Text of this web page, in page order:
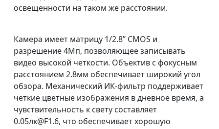
освещенности на таком же расстоянии.
Камера имеет матрицу 1/2.8” CMOS и
разрешение 4Мп, позволяющее записывать
видео высокой четкости. Объектив с фокусным
расстоянием 2.8мм обеспечивает широкий угол
обзора. Механический ИК-фильтр поддерживает
четкие цветные изображения в дневное время, а
чувствительность к свету составляет
0.05лк@F1.6, что обеспечивает хорошую